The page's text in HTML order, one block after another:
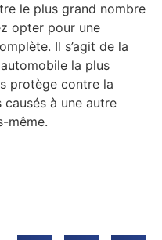
le plus grand nombre
opter pour une
Il s’agit de la
la plus
protège contre la
à une autre
même.